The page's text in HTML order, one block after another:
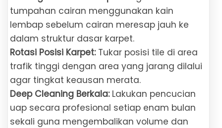
tumpahan cairan menggunakan kain
lembap sebelum cairan meresap jauh ke
dalam struktur dasar karpet.
Rotasi Posisi Karpet:Tukar posisi tile di area
trafik tinggi dengan area yang jarang dilalui
agar tingkat keausan merata.
Deep Cleaning Berkala:Lakukan pencucian
uap secara profesional setiap enam bulan
sekali guna mengembalikan volume dan